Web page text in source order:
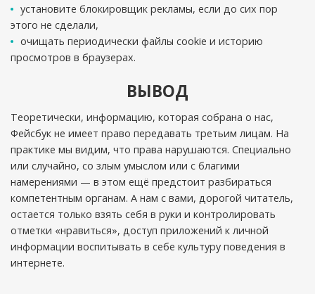
установите блокировщик рекламы, если до сих пор
этого не сделали,
очищать периодически файлы cookie и историю
просмотров в браузерах.
ВЫВОД
Теоретически, информацию, которая собрана о нас,
Фейсбук не имеет право передавать третьим лицам. На
практике мы видим, что права нарушаются. Специально
или случайно, со злым умыслом или с благими
намерениями — в этом ещё предстоит разбираться
компетентным органам. А нам с вами, дорогой читатель,
остается только взять себя в руки и контролировать
отметки «нравиться», доступ приложений к личной
информации воспитывать в себе культуру поведения в
интернете.